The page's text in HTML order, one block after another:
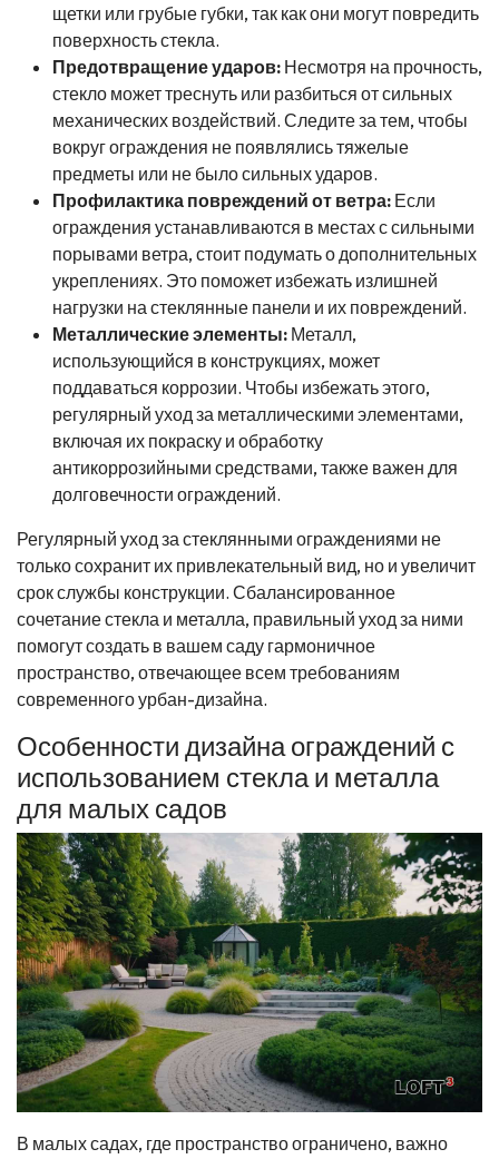
щетки или грубые губки, так как они могут повредить
поверхность стекла.
Предотвращение ударов: Несмотря на прочность,
стекло может треснуть или разбиться от сильных
механических воздействий. Следите за тем, чтобы
вокруг ограждения не появлялись тяжелые
предметы или не было сильных ударов.
Профилактика повреждений от ветра: Если
ограждения устанавливаются в местах с сильными
порывами ветра, стоит подумать о дополнительных
укреплениях. Это поможет избежать излишней
нагрузки на стеклянные панели и их повреждений.
Металлические элементы: Металл,
использующийся в конструкциях, может
поддаваться коррозии. Чтобы избежать этого,
регулярный уход за металлическими элементами,
включая их покраску и обработку
антикоррозийными средствами, также важен для
долговечности ограждений.
Регулярный уход за стеклянными ограждениями не
только сохранит их привлекательный вид, но и увеличит
срок службы конструкции. Сбалансированное
сочетание стекла и металла, правильный уход за ними
помогут создать в вашем саду гармоничное
пространство, отвечающее всем требованиям
современного урбан-дизайна.
Особенности дизайна ограждений с
использованием стекла и металла
для малых садов
В малых садах, где пространство ограничено, важно